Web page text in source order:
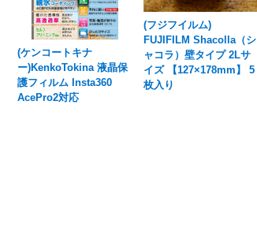
(ケンコートキナ
ー)KenkoTokina 液晶保
護フィルム Insta360
AcePro2対応
(フジフイルム)
FUJIFILM Shacolla（シ
ャコラ）壁タイプ 2Lサ
イズ 【127×178mm】 5
枚入り